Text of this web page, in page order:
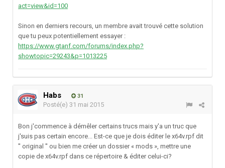
act=view&id=100
Sinon en derniers recours, un membre avait trouvé cette solution
que tu peux potentiellement essayer :
https://www.gtanf.com/forums/index.php?
showtopic=29243&p=1013225
Habs 31
Posté(e) 31 mai 2015
Bon j'commence à démêler certains trucs mais y'a un truc que
j'suis pas certain encore... Est-ce que je dois éditer le x64v.rpf dit
'' original '' ou bien me créer un dossier « mods », mettre une
copie de x64v.rpf dans ce répertoire & éditer celui-ci?